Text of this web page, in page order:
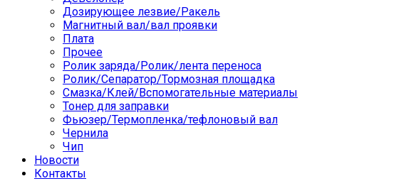
Дозирующее лезвие/Ракель
Магнитный вал/вал проявки
Плата
Прочее
Ролик заряда/Ролик/лента переноса
Ролик/Сепаратор/Тормозная площадка
Смазка/Клей/Вспомогательные материалы
Тонер для заправки
Фьюзер/Термопленка/тефлоновый вал
Чернила
Чип
Новости
Контакты